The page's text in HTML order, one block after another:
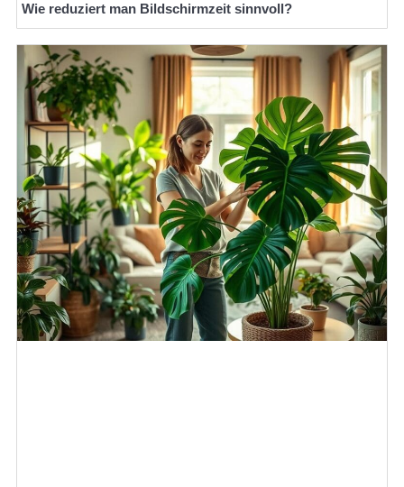
Wie reduziert man Bildschirmzeit sinnvoll?